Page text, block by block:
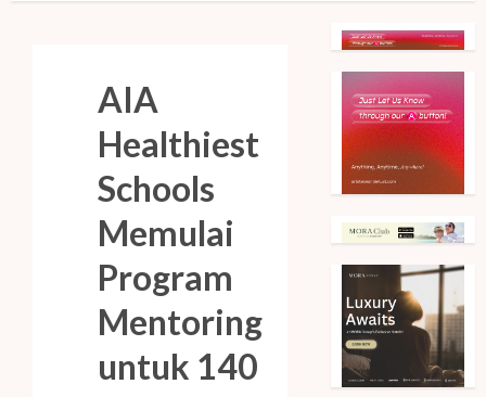
AIA
Healthiest
Schools
Memulai
Program
Mentoring
untuk 140